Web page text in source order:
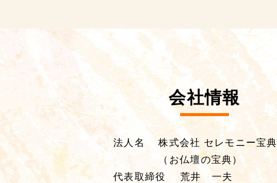
会社情報
法人名
株式会社 セレモニー宝典
（お仏壇の宝典）
代表取締役
荒井 一夫